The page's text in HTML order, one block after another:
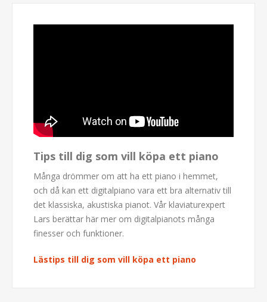
Tips till dig som vill köpa ett piano
Många drömmer om att ha ett piano i hemmet,
och då kan ett digitalpiano vara ett bra alternativ till
det klassiska, akustiska pianot. Vår klaviaturexpert
Lars berättar här mer om digitalpianots många
finesser och funktioner.
Lästips till dig som vill köpa ett piano